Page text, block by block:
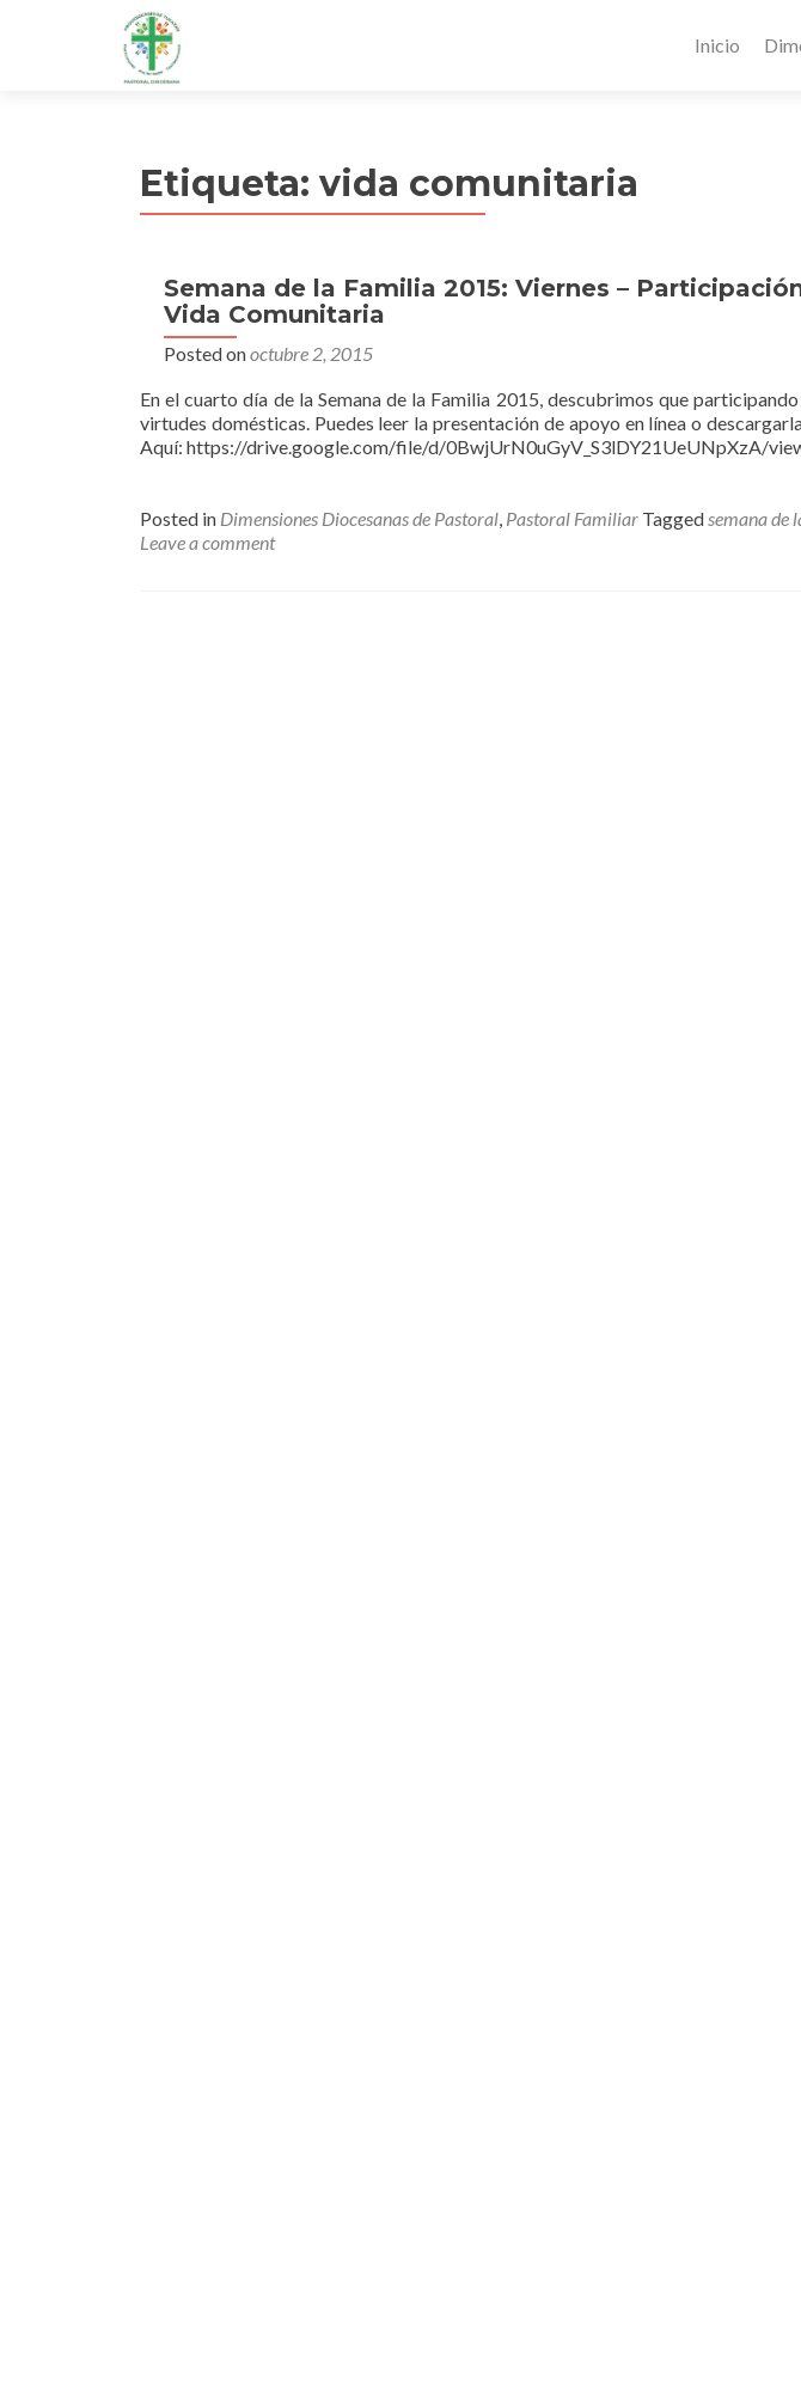
Inicio
Etiqueta: vida comunitaria
Semana de la Familia 2015: Viernes –
Vida Comunitaria
Posted onoctubre 2, 2015
En el cuarto día de la Semana de la Familia 2015, descubrimos que
virtudes domésticas. Puedes leer la presentación de apoyo en línea o
Aquí: https://drive.google.com/file/d/0BwjUrN0uGyV_S3lDY21UeUNpXzA/
Posted in Dimensiones Diocesanas de Pastoral, Pastoral Familiar Taggedsemana de
Leave a comment